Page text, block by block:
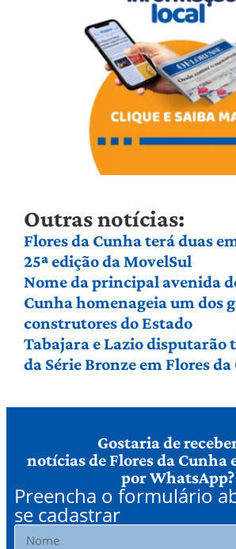
Outras notícias:
Flores da Cunha terá duas
25ª edição da MovelSul
Nome da principal avenida
Cunha homenageia um dos
construtores do Estado
Tabajara e Lazio
da Série Bronze em Flores
Gostaria de
notícias de Flores da Cunha
por WhatsApp?
Preencha o formulário
se cadastrar